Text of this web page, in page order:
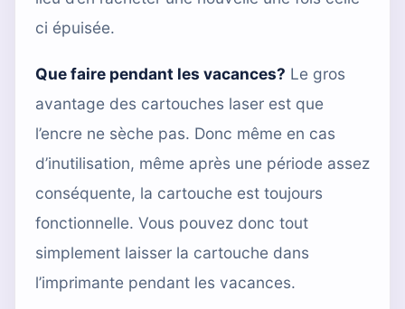
ci épuisée.
Que faire pendant les vacances? Le gros
avantage des cartouches laser est que
l’encre ne sèche pas. Donc même en cas
d’inutilisation, même après une période assez
conséquente, la cartouche est toujours
fonctionnelle. Vous pouvez donc tout
simplement laisser la cartouche dans
l’imprimante pendant les vacances.